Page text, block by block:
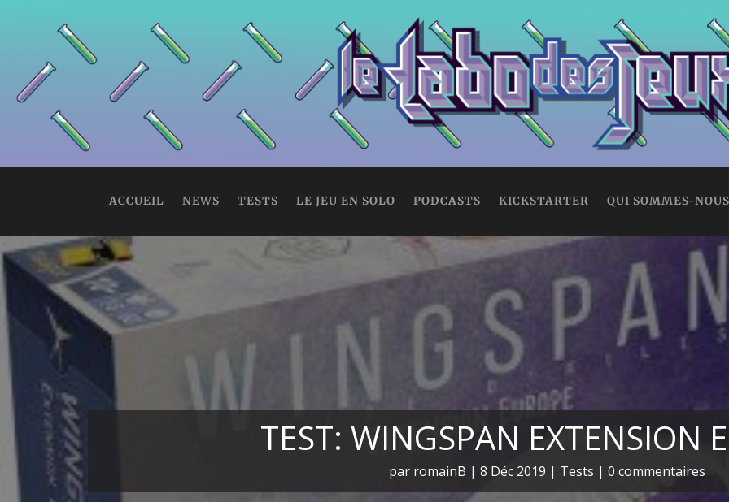
ACCUEIL NEWS TESTS LE JEU EN SOLO PODCASTS KICKSTARTER QUI SOMMES-
TEST: WINGSPAN EXTENSION
par romainB | 8 Déc 2019 | Tests | 0 commentaires